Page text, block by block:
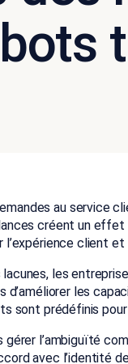
au service
créent un
client et
les
d’améliorer les
sont prédéfinis
l’ambiguïté
avec l’identité